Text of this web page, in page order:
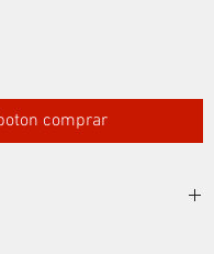
comprar